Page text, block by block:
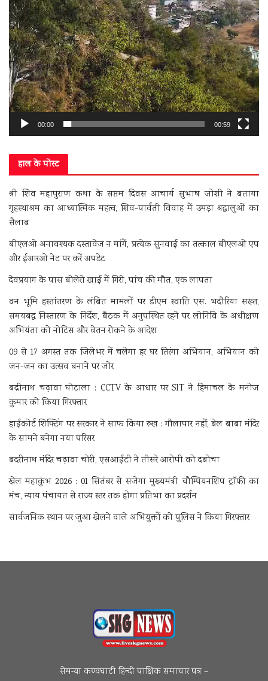
00:00 00:59
हाल के पोस्ट
श्री शिव महापुराण कथा के सप्तम दिवस आचार्य सुभाष जोशी ने बताया
गृहस्थाश्रम का आध्यात्मिक महत्व, शिव-पार्वती विवाह में उमड़ा श्रद्धालुओं का
सैलाब
बीएलओ अनावश्यक दस्तावेज न मांगें, प्रत्येक सुनवाई का तत्काल बीएलओ एप
और ईआरओ नेट पर करें अपडेट
देवप्रयाग के पास बोलेरो खाई में गिरी, पांच की मौत, एक लापता
वन भूमि हस्तांतरण के लंबित मामलों पर डीएम स्वाति एस. भदौरिया सख्त,
समयबद्ध निस्तारण के निर्देश, बैठक में अनुपस्थित रहने पर लोनिवि के अधीक्षण
अभियंता को नोटिस और वेतन रोकने के आदेश
09 से 17 अगस्त तक जिलेभर में चलेगा हर घर तिरंगा अभियान, अभियान को
जन-जन का उत्सव बनाने पर जोर
बद्रीनाथ चढ़ावा घोटाला : CCTV के आधार पर SIT ने हिमाचल के मनोज
कुमार को किया गिरफ्तार
हाईकोर्ट शिफ्टिंग पर सरकार ने साफ किया रुख : गौलापार नहीं, बेल बाबा मंदिर
के सामने बनेगा नया परिसर
बदरीनाथ मंदिर चढ़ावा चोरी, एसआईटी ने तीसरे आरोपी को दबोचा
खेल महाकुंभ 2026 : 01 सितंबर से सजेगा मुख्यमंत्री चौम्पियनशिप ट्रॉफी का
मंच, न्याय पंचायत से राज्य स्तर तक होगा प्रतिभा का प्रदर्शन
सार्वजनिक स्थान पर जुआ खेलने वाले अभियुक्तों को पुलिस ने किया गिरफ्तार
सेमन्या कण्वघाटी हिन्दी पाक्षिक समाचार पत्र –